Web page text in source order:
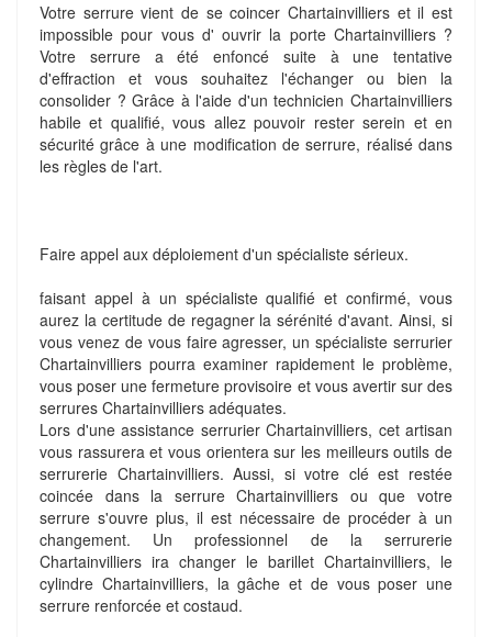
Votre serrure vient de se coincer Chartainvilliers et il est
impossible pour vous d' ouvrir la porte Chartainvilliers ?
Votre serrure a été enfoncé suite à une tentative
d'effraction et vous souhaitez l'échanger ou bien la
consolider ? Grâce à l'aide d'un technicien Chartainvilliers
habile et qualifié, vous allez pouvoir rester serein et en
sécurité grâce à une modification de serrure, réalisé dans
les règles de l'art.
Faire appel aux déploiement d'un spécialiste sérieux.
faisant appel à un spécialiste qualifié et confirmé, vous
aurez la certitude de regagner la sérénité d'avant. Ainsi, si
vous venez de vous faire agresser, un spécialiste serrurier
Chartainvilliers pourra examiner rapidement le problème,
vous poser une fermeture provisoire et vous avertir sur des
serrures Chartainvilliers adéquates.
Lors d'une assistance serrurier Chartainvilliers, cet artisan
vous rassurera et vous orientera sur les meilleurs outils de
serrurerie Chartainvilliers. Aussi, si votre clé est restée
coincée dans la serrure Chartainvilliers ou que votre
serrure s'ouvre plus, il est nécessaire de procéder à un
changement. Un professionnel de la serrurerie
Chartainvilliers ira changer le barillet Chartainvilliers, le
cylindre Chartainvilliers, la gâche et de vous poser une
serrure renforcée et costaud.